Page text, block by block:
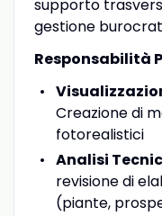
supporto
gestione
Responsabilità
Creazione di
fotorealistici
Analisi
revisione di
(piante,